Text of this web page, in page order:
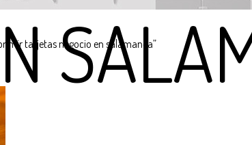
tarjetas negocio en salamanca”